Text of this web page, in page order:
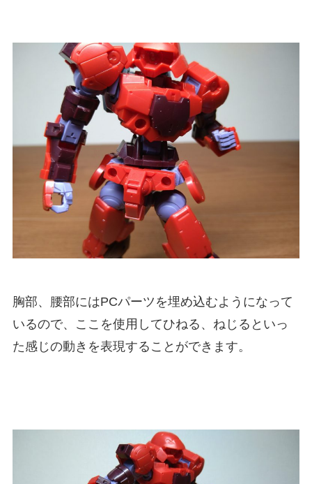
胸部、腰部にはPCパーツを埋め込むようになって
いるので、ここを使用してひねる、ねじるといっ
た感じの動きを表現することができます。